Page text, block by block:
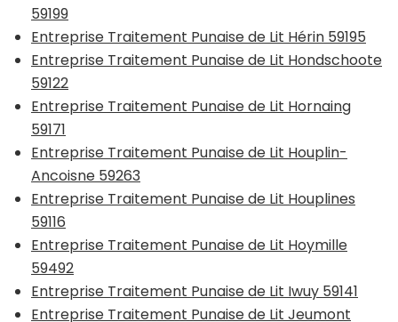
59199
Entreprise Traitement Punaise de Lit Hérin 59195
Entreprise Traitement Punaise de Lit Hondschoote
59122
Entreprise Traitement Punaise de Lit Hornaing
59171
Entreprise Traitement Punaise de Lit Houplin-
Ancoisne 59263
Entreprise Traitement Punaise de Lit Houplines
59116
Entreprise Traitement Punaise de Lit Hoymille
59492
Entreprise Traitement Punaise de Lit Iwuy 59141
Entreprise Traitement Punaise de Lit Jeumont